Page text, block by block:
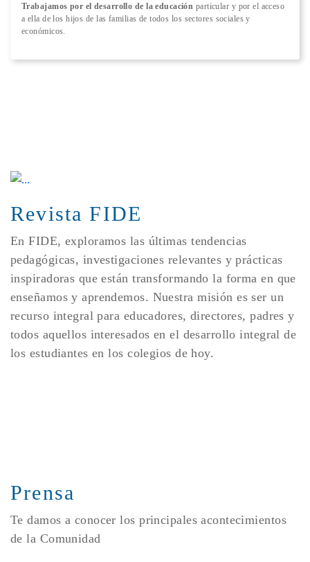
Trabajamos por el desarrollo de la educación particular y por el acceso
a ella de los hijos de las familias de todos los sectores sociales y
económicos.
Revista FIDE
En FIDE, exploramos las últimas tendencias
pedagógicas, investigaciones relevantes y prácticas
inspiradoras que están transformando la forma en que
enseñamos y aprendemos. Nuestra misión es ser un
recurso integral para educadores, directores, padres y
todos aquellos interesados en el desarrollo integral de
los estudiantes en los colegios de hoy.
Prensa
Te damos a conocer los principales acontecimientos
de la Comunidad